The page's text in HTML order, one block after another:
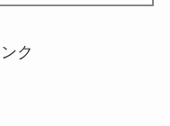
ク